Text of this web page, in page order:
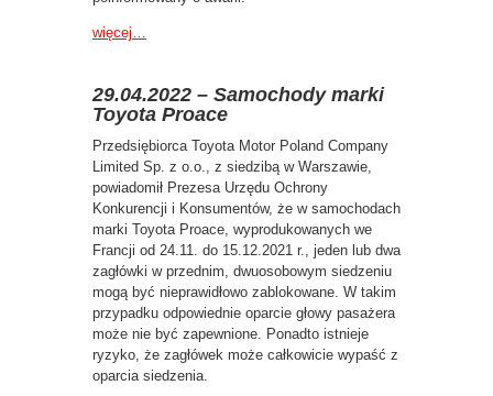
więcej…
29.04.2022 – Samochody marki
Toyota Proace
Przedsiębiorca Toyota Motor Poland Company
Limited Sp. z o.o., z siedzibą w Warszawie,
powiadomił Prezesa Urzędu Ochrony
Konkurencji i Konsumentów, że w samochodach
marki Toyota Proace, wyprodukowanych we
Francji od 24.11. do 15.12.2021 r., jeden lub dwa
zagłówki w przednim, dwuosobowym siedzeniu
mogą być nieprawidłowo zablokowane. W takim
przypadku odpowiednie oparcie głowy pasażera
może nie być zapewnione. Ponadto istnieje
ryzyko, że zagłówek może całkowicie wypaść z
oparcia siedzenia.